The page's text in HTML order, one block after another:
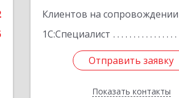
Клиентов на сопровождении
1С:Специалист
Отправить заявку
Показать контакты
Отправить заявку
Назад